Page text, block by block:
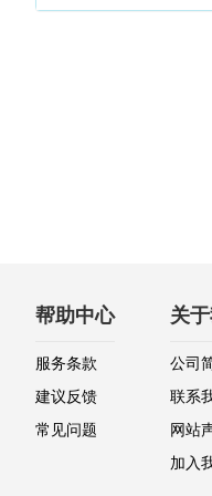
帮助中心
服务条款
建议反馈
常见问题
关
公司
联系
网站
加入